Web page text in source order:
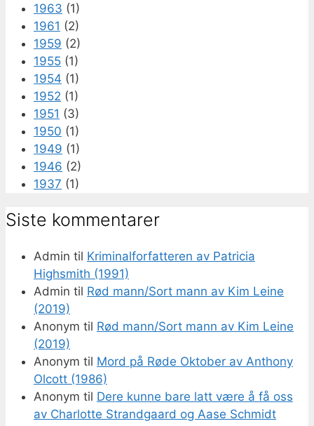
1963 (1)
1961 (2)
1959 (2)
1955 (1)
1954 (1)
1952 (1)
1951 (3)
1950 (1)
1949 (1)
1946 (2)
1937 (1)
Siste kommentarer
Admin til Kriminalforfatteren av Patricia
Highsmith (1991)
Admin til Rød mann/Sort mann av Kim Leine
(2019)
Anonym til Rød mann/Sort mann av Kim Leine
(2019)
Anonym til Mord på Røde Oktober av Anthony
Olcott (1986)
Anonym til Dere kunne bare latt være å få oss
av Charlotte Strandgaard og Aase Schmidt